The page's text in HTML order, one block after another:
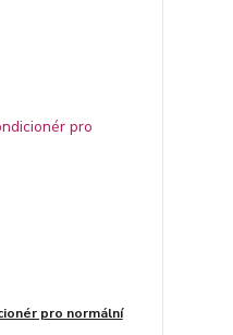
pro normální